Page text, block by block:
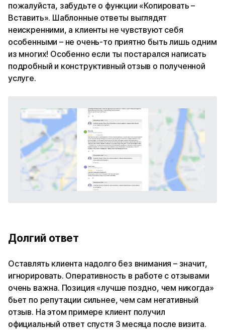
пожалуйста, забудьте о функции «Копировать –
Вставить». Шаблонные ответы выглядят
неискренними, а клиенты не чувствуют себя
особенными – не очень-то приятно быть лишь одним
из многих! Особенно если ты постарался написать
подробный и конструктивный отзыв о полученной
услуге.
Долгий ответ
Оставлять клиента надолго без внимания – значит,
игнорировать. Оперативность в работе с отзывами
очень важна. Позиция «лучше поздно, чем никогда»
бьет по репутации сильнее, чем сам негативный
отзыв. На этом примере клиент получил
официальный ответ спустя 3 месяца после визита.